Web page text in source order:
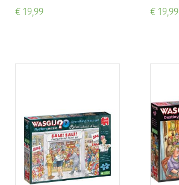
€ 19,99 € 19,99